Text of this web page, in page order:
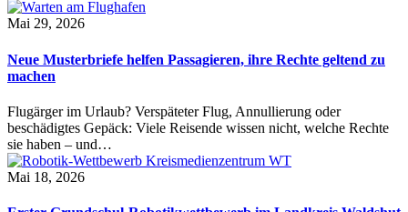
Mai 29, 2026
Neue Musterbriefe helfen Passagieren, ihre Rechte geltend zu
machen
Flugärger im Urlaub? Verspäteter Flug, Annullierung oder
beschädigtes Gepäck: Viele Reisende wissen nicht, welche Rechte
sie haben – und…
Mai 18, 2026